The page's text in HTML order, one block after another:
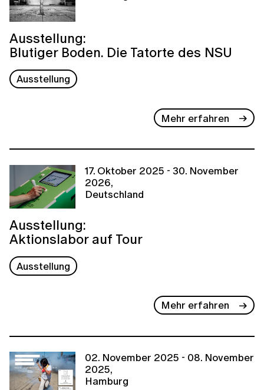
Ausstellung:
Blutiger Boden. Die Tatorte des NSU
Ausstellung
Mehr erfahren
17. Oktober 2025 - 30. November
2026,
Deutschland
Ausstellung:
Aktionslabor auf Tour
Ausstellung
Mehr erfahren
02. November 2025 - 08. November
2025,
Hamburg